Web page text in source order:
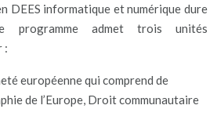
DEES informatique et numérique dure
programme admet trois unités
:
européenne qui comprend de
de l’Europe, Droit communautaire